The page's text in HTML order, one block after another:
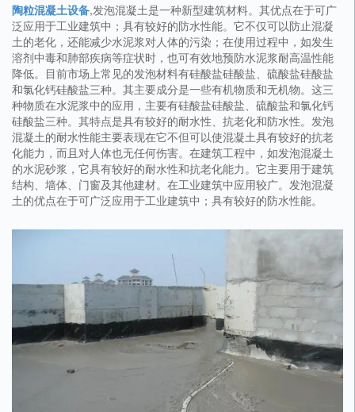
陶粒混凝土设备,发泡混凝土是一种新型建筑材料。其优点在于可广
泛应用于工业建筑中；具有较好的防水性能。它不仅可以防止混凝
土的老化，还能减少水泥浆对人体的污染；在使用过程中，如发生
溶剂中毒和肺部疾病等症状时，也可有效地预防水泥浆耐高温性能
降低。目前市场上常见的发泡材料有硅酸盐硅酸盐、硫酸盐硅酸盐
和氯化钙硅酸盐三种。其主要成分是一些有机物质和无机物。这三
种物质在水泥浆中的应用，主要有硅酸盐硅酸盐、硫酸盐和氯化钙
硅酸盐三种。其特点是具有较好的耐水性、抗老化和防水性。发泡
混凝土的耐水性能主要表现在它不但可以使混凝土具有较好的抗老
化能力，而且对人体也无任何伤害。在建筑工程中，如发泡混凝土
的水泥砂浆，它具有较好的耐水性和抗老化能力。它主要用于建筑
结构、墙体、门窗及其他建材。在工业建筑中应用较广。发泡混凝
土的优点在于可广泛应用于工业建筑中；具有较好的防水性能。